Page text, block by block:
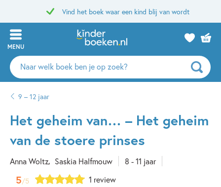
Vind het boek waar een kind blij van wordt
MENU
Zoeken
naar
auteurs
uitgevers
9 – 12 jaar
Het geheim van… – Het geheim
van de stoere prinses
Anna Woltz Saskia Halfmouw 8 - 11 jaar
5/5 1 review